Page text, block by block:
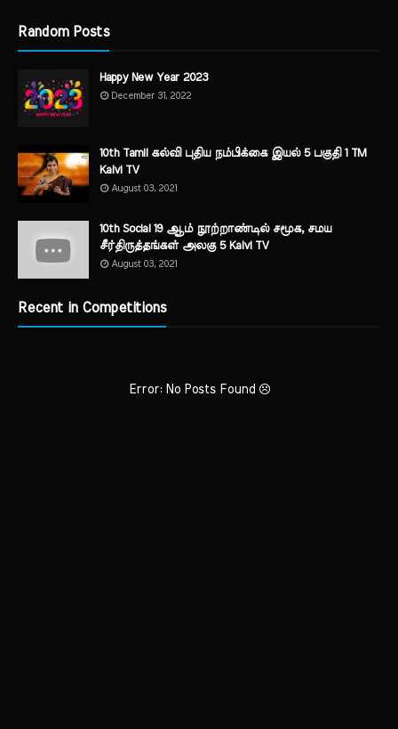
Random Posts
Happy New Year 2023
December 31, 2022
10th Tamil கல்வி புதிய நம்பிக்கை இயல் 5 பகுதி 1 TM
Kalvi TV
August 03, 2021
10th Social 19 ஆம் நூற்றாண்டில் சமூக, சமய
சீர்திருத்தங்கள் அலகு 5 Kalvi TV
August 03, 2021
Recent in Competitions
Error: No Posts Found